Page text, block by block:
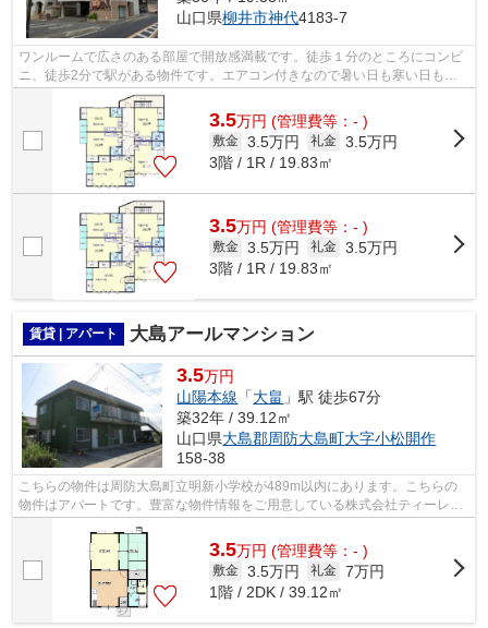
山口県柳井市神代4183-7
ワンルームで広さのある部屋で開放感満載です。徒歩１分のところにコンビ
ニ、徒歩2分で駅がある物件です。エアコン付きなので暑い日も寒い日も安
心して過ごせます。転居先に住み心地も...
3.5万円 (管理費等：- )
敷金 3.5万円 礼金 3.5万円
3階 / 1R / 19.83㎡
3.5万円 (管理費等：- )
敷金 3.5万円 礼金 3.5万円
3階 / 1R / 19.83㎡
賃貸 | アパート 大島アールマンション
3.5万円
山陽本線 「大畠 」駅 徒歩67分
築32年 / 39.12㎡
山口県大島郡周防大島町大字小松開作
158-38
こちらの物件は周防大島町立明新小学校が489m以内にあります。こちらの
物件はアパートです。豊富な物件情報をご用意している株式会社ティーレッ
クスへのお問い合わせは、TEL[0820-22-5...
3.5万円 (管理費等：- )
敷金 3.5万円 礼金 7万円
1階 / 2DK / 39.12㎡